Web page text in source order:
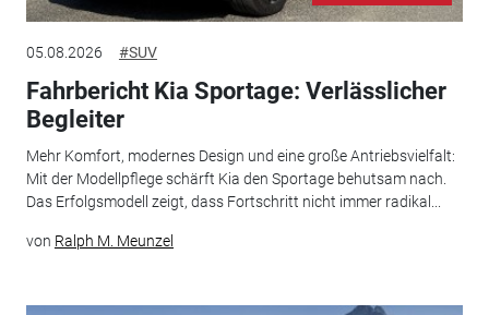
05.08.2026 #SUV
Fahrbericht Kia Sportage: Verlässlicher
Begleiter
Mehr Komfort, modernes Design und eine große Antriebsvielfalt:
Mit der Modellpflege schärft Kia den Sportage behutsam nach.
Das Erfolgsmodell zeigt, dass Fortschritt nicht immer radikal...
von Ralph M. Meunzel